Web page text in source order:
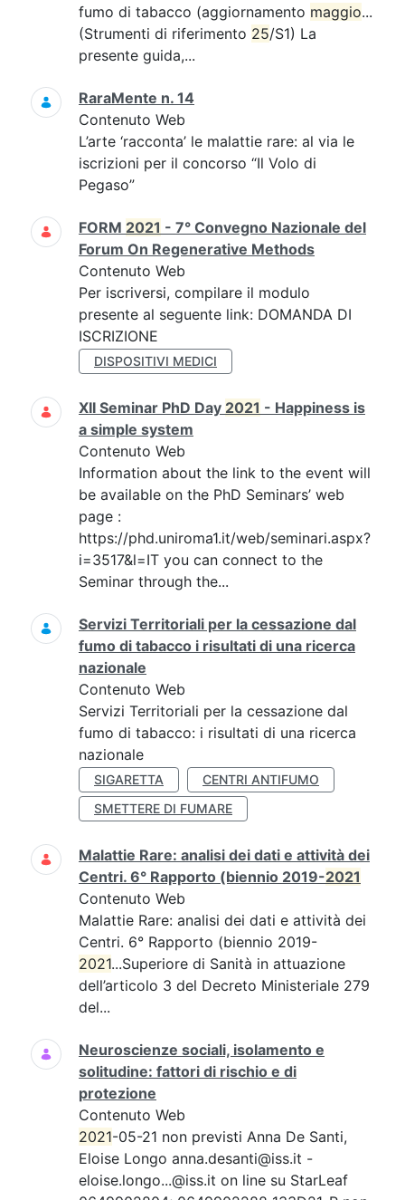
fumo di tabacco (aggiornamento maggio...
(Strumenti di riferimento 25/S1) La
presente guida,...
RaraMente n. 14
Contenuto Web
L’arte ‘racconta’ le malattie rare: al via le
iscrizioni per il concorso “Il Volo di
Pegaso”
FORM 2021 - 7° Convegno Nazionale del
Forum On Regenerative Methods
Contenuto Web
Per iscriversi, compilare il modulo
presente al seguente link: DOMANDA DI
ISCRIZIONE
DISPOSITIVI MEDICI
XII Seminar PhD Day 2021 - Happiness is
a simple system
Contenuto Web
Information about the link to the event will
be available on the PhD Seminars’ web
page :
https://phd.uniroma1.it/web/seminari.aspx?
i=3517&l=IT you can connect to the
Seminar through the...
Servizi Territoriali per la cessazione dal
fumo di tabacco i risultati di una ricerca
nazionale
Contenuto Web
Servizi Territoriali per la cessazione dal
fumo di tabacco: i risultati di una ricerca
nazionale
SIGARETTA
CENTRI ANTIFUMO
SMETTERE DI FUMARE
Malattie Rare: analisi dei dati e attività dei
Centri. 6° Rapporto (biennio 2019-2021
Contenuto Web
Malattie Rare: analisi dei dati e attività dei
Centri. 6° Rapporto (biennio 2019-
2021...Superiore di Sanità in attuazione
dell’articolo 3 del Decreto Ministeriale 279
del...
Neuroscienze sociali, isolamento e
solitudine: fattori di rischio e di
protezione
Contenuto Web
2021-05-21 non previsti Anna De Santi,
Eloise Longo anna.desanti@iss.it -
eloise.longo...@iss.it on line su StarLeaf